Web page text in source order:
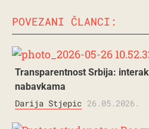
POVEZANI ČLANCI:
Transparentnost Srbija:
nabavkama
Darija Stjepic 26.05.2026.